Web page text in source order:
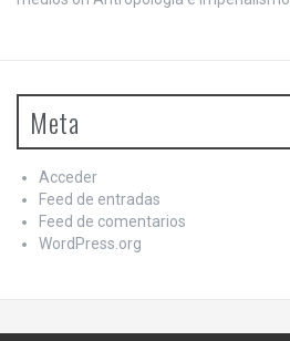
Meta
Acceder
Feed de entradas
Feed de comentarios
WordPress.org